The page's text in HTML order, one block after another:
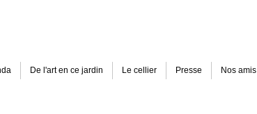
De l'art en ce jardin Le cellier Presse Nos amis